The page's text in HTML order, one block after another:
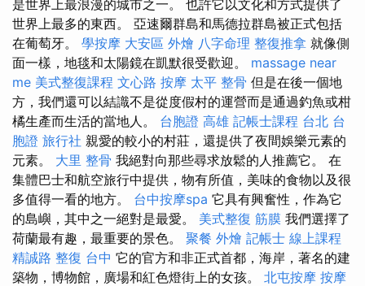
是世界上最浪漫的城市之一。 也許它以文化和方式提供了
世界上最多的東西。 亞速爾群島和馬德拉群島被正式包括
在葡萄牙。 學按摩 大安區 外燴 八字命理 整復推拿 就像側
面一樣，地毯和太陽鏡在凱默很受歡迎。 massage near
me 美式整復課程 文心路 按摩 太平 整骨 但是在後一個地
方，我們還可以結識不是從度假村的運營而是通過釣魚或柑
橘生產而生活的當地人。 台胞證 高雄 記帳士課程 台北 台
胞證 旅行社 親愛的較小的村莊，還提供了夜間娛樂元素的
元素。 大里 整骨 我絕對向那些尋求放鬆的人推薦它。 在
集體巴士和航空旅行中提供，物有所值，美味的食物以及很
多值得一看的地方。 台中按摩spa 它具有興奮性，作為它
的島嶼，其中之一絕對是最愛。 美式整復 筋膜 我們選擇了
荷蘭最有趣，最重要的景色。 聚餐 外燴 記帳士 線上課程
精誠路 整復 台中 它的官方和非正式首都，海岸，著名的建
築物，博物館，廣場和紅色燈街上的女孩。 北屯按摩 按摩